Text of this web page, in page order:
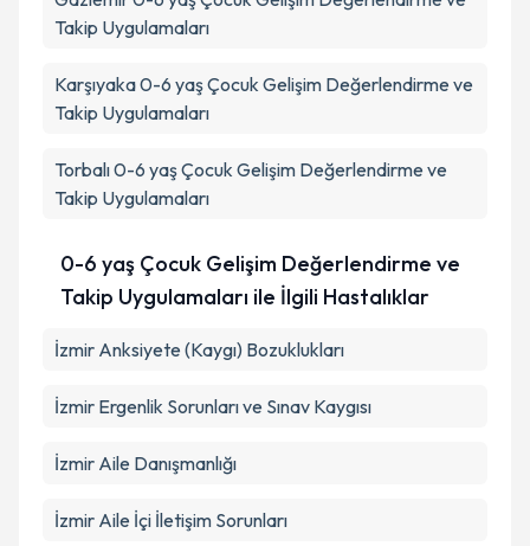
Takip Uygulamaları
Karşıyaka0-6 yaş Çocuk Gelişim Değerlendirme ve
Takip Uygulamaları
Torbalı0-6 yaş Çocuk Gelişim Değerlendirme ve
Takip Uygulamaları
0-6 yaş Çocuk Gelişim Değerlendirme ve
Takip Uygulamaları ile İlgili Hastalıklar
İzmir Anksiyete (Kaygı) Bozuklukları
İzmir Ergenlik Sorunları ve Sınav Kaygısı
İzmir Aile Danışmanlığı
İzmir Aile İçi İletişim Sorunları